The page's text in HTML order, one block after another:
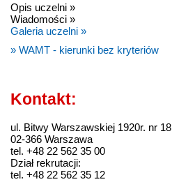
Opis uczelni »
Wiadomości »
Galeria uczelni »
» WAMT - kierunki bez kryteriów
Kontakt:
ul. Bitwy Warszawskiej 1920r. nr 18
02-366 Warszawa
tel. +48 22 562 35 00
Dział rekrutacji:
tel. +48 22 562 35 12